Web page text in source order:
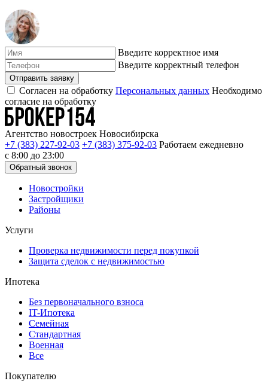
Введите корректное имя
Введите корректный телефон
Отправить заявку
Согласен на обработку Персональных данных Необходимо
согласие на обработку
Агентство новостроек Новосибирска
+7 (383) 227-92-03 +7 (383) 375-92-03 Работаем ежедневно
с 8:00 до 23:00
Обратный звонок
Новостройки
Застройщики
Районы
Услуги
Проверка недвижимости перед покупкой
Защита сделок с недвижимостью
Ипотека
Без первоначального взноса
IT-Ипотека
Семейная
Стандартная
Военная
Все
Покупателю